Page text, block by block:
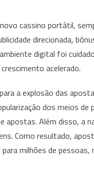
cassino portátil,
direcionada,
digital foi
acelerado.
a explosão das
dos meios
apostas. Além disso, a
Como resultado,
milhões de